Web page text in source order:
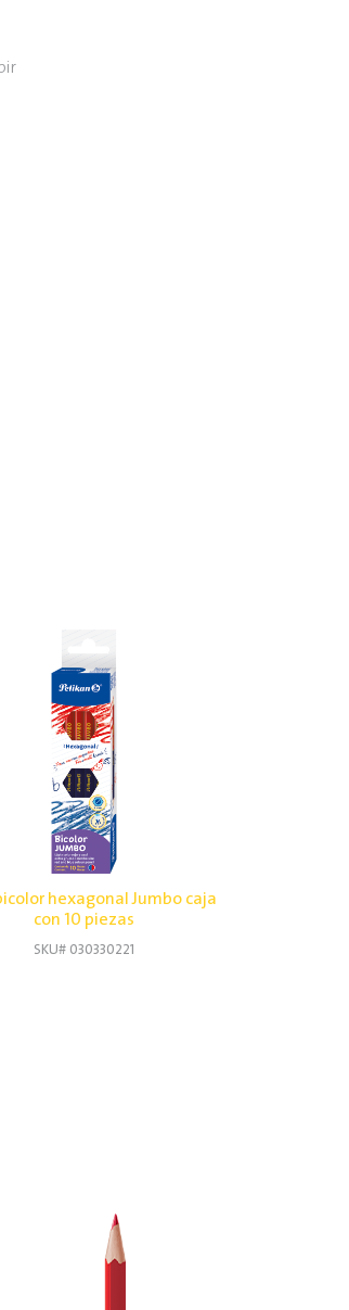
hexagonal Jumbo caja
con 10 piezas
SKU# 030330221